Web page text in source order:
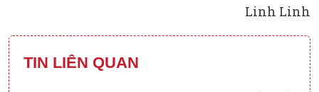
Linh Linh
TIN LIÊN QUAN